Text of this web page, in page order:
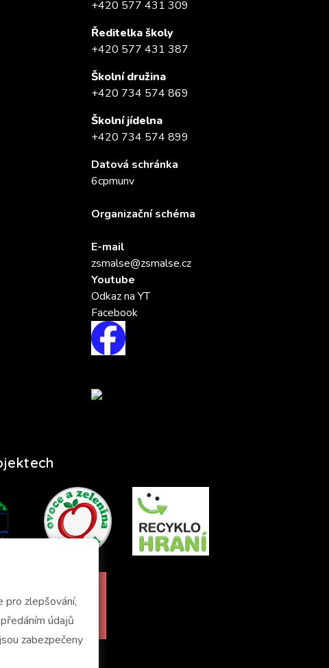
zlepšování,
zabezpečeny
+420 577 431 309
Ředitelka školy
+420 577 431 387
Školní družina
+420 734 574 869
Školní jídelna
+420 734 574 899
Datová schránka
6cpmunv
Organizační schéma
E-mail
zsmalse@zsmalse.cz
Youtube
Odkaz na YT
Facebook